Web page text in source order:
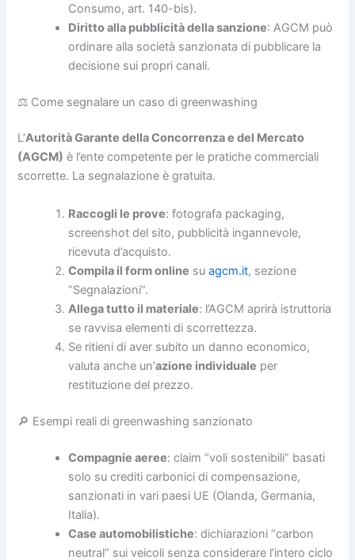
Consumo, art. 140-bis).
Diritto alla pubblicità della sanzione: AGCM può
ordinare alla società sanzionata di pubblicare la
decisione sui propri canali.
⚖️ Come segnalare un caso di greenwashing
L’Autorità Garante della Concorrenza e del Mercato
(AGCM) è l’ente competente per le pratiche commerciali
scorrette. La segnalazione è gratuita.
Raccogli le prove: fotografa packaging,
screenshot del sito, pubblicità ingannevole,
ricevuta d’acquisto.
Compila il form online suagcm.it, sezione
“Segnalazioni”.
Allega tutto il materiale: l’AGCM aprirà istruttoria
se ravvisa elementi di scorrettezza.
Se ritieni di aver subito un danno economico,
valuta anche un’azione individuale per
restituzione del prezzo.
🔎 Esempi reali di greenwashing sanzionato
Compagnie aeree: claim “voli sostenibili” basati
solo su crediti carbonici di compensazione,
sanzionati in vari paesi UE (Olanda, Germania,
Italia).
Case automobilistiche: dichiarazioni “carbon
neutral” sui veicoli senza considerare l’intero ciclo